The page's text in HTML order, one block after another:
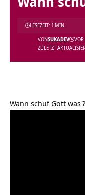
ZULETZT
VONSUKADEV VOR
LESEZEIT: 1 MIN
Wann schuf Gott was